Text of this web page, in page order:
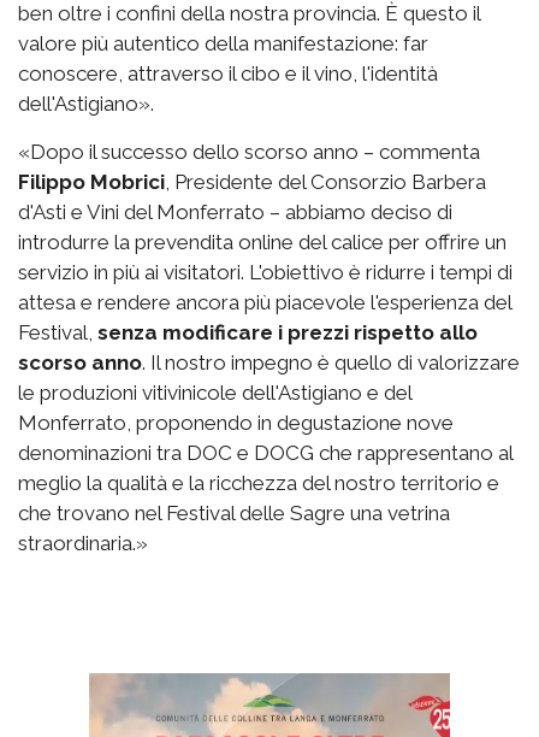
ben oltre i confini della nostra provincia. È questo il
valore più autentico della manifestazione: far
conoscere, attraverso il cibo e il vino, l'identità
dell'Astigiano».
«Dopo il successo dello scorso anno – commenta
Filippo Mobrici, Presidente del Consorzio Barbera
d'Asti e Vini del Monferrato – abbiamo deciso di
introdurre la prevendita online del calice per offrire un
servizio in più ai visitatori. L'obiettivo è ridurre i tempi di
attesa e rendere ancora più piacevole l'esperienza del
Festival, senza modificare i prezzi rispetto allo
scorso anno. Il nostro impegno è quello di valorizzare
le produzioni vitivinicole dell'Astigiano e del
Monferrato, proponendo in degustazione nove
denominazioni tra DOC e DOCG che rappresentano al
meglio la qualità e la ricchezza del nostro territorio e
che trovano nel Festival delle Sagre una vetrina
straordinaria.»